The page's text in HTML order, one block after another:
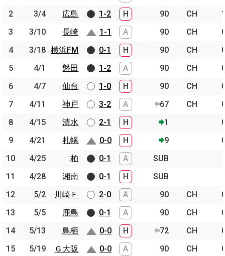
2
3/4 広島 1-2 H 90 CH
3
3/10 長崎 1-1 A 90 CH
4
3/18 横浜FM 0-1 H 90 CH
5
4/1 磐田 1-2 A 90 CH
6
4/7 仙台 1-0 H 90 CH
7
4/11 神戸 3-2 A 67 CH
8
4/15 清水 2-1 H 1
9
4/21 札幌 0-0 H 9
10
4/25 柏 0-1 A
SUB
11
4/28 湘南 0-1 H
SUB
12
5/2 川崎Ｆ 2-0 A 90 CH
13
5/5 鹿島 0-1 A 90 CH
14
5/13 鳥栖 0-0 H 72 CH
15
5/19 Ｇ大阪 0-0 A 90 CH
2
3/4
広島
3
3/10
長崎
4
3/18 横浜FM
5
4/1
磐田
6
4/7
仙台
7
4/11
神戸
8
4/15
清水
9
4/21
札幌
10
4/25
柏
11
4/28
湘南
12
5/2
川崎Ｆ
13
5/5
鹿島
14
5/13
鳥栖
15
5/19
Ｇ大阪